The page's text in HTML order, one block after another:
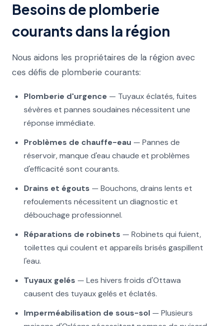
Besoins de plomberie
courants dans la région
Nous aidons les propriétaires de la région avec
ces défis de plomberie courants:
Plomberie d'urgence — Tuyaux éclatés, fuites
sévères et pannes soudaines nécessitent une
réponse immédiate.
Problèmes de chauffe-eau — Pannes de
réservoir, manque d'eau chaude et problèmes
d'efficacité sont courants.
Drains et égouts — Bouchons, drains lents et
refoulements nécessitent un diagnostic et
débouchage professionnel.
Réparations de robinets — Robinets qui fuient,
toilettes qui coulent et appareils brisés gaspillent
l'eau.
Tuyaux gelés — Les hivers froids d'Ottawa
causent des tuyaux gelés et éclatés.
Imperméabilisation de sous-sol — Plusieurs